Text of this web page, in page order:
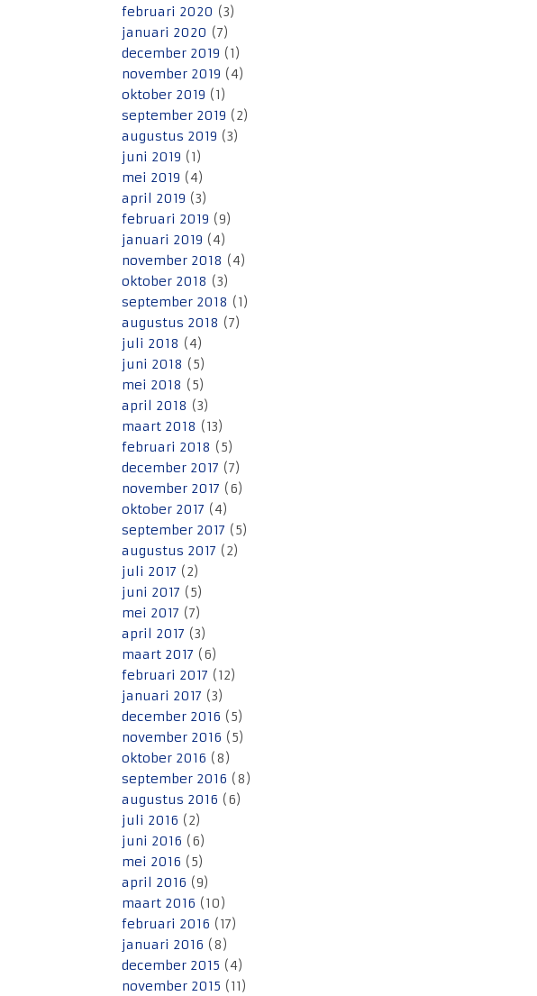
februari 2020 (3)
januari 2020 (7)
december 2019 (1)
november 2019 (4)
oktober 2019 (1)
september 2019 (2)
augustus 2019 (3)
juni 2019 (1)
mei 2019 (4)
april 2019 (3)
februari 2019 (9)
januari 2019 (4)
november 2018 (4)
oktober 2018 (3)
september 2018 (1)
augustus 2018 (7)
juli 2018 (4)
juni 2018 (5)
mei 2018 (5)
april 2018 (3)
maart 2018 (13)
februari 2018 (5)
december 2017 (7)
november 2017 (6)
oktober 2017 (4)
september 2017 (5)
augustus 2017 (2)
juli 2017 (2)
juni 2017 (5)
mei 2017 (7)
april 2017 (3)
maart 2017 (6)
februari 2017 (12)
januari 2017 (3)
december 2016 (5)
november 2016 (5)
oktober 2016 (8)
september 2016 (8)
augustus 2016 (6)
juli 2016 (2)
juni 2016 (6)
mei 2016 (5)
april 2016 (9)
maart 2016 (10)
februari 2016 (17)
januari 2016 (8)
december 2015 (4)
november 2015 (11)